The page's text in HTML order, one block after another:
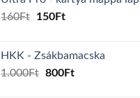
160Ft
Original
160Ft.
150FtCurrent
150Ft.
HKK - Zsákbamacska
1.000Ft Original
800FtCurrent